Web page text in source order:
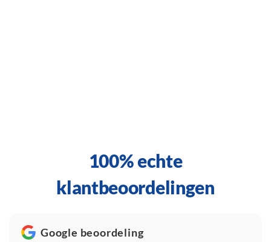
100% echte
klantbeoordelingen
Google beoordeling